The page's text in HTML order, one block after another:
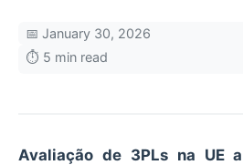
📅 January 30, 2026
⏱️ 5 min read
Avaliação de 3PLs na UE